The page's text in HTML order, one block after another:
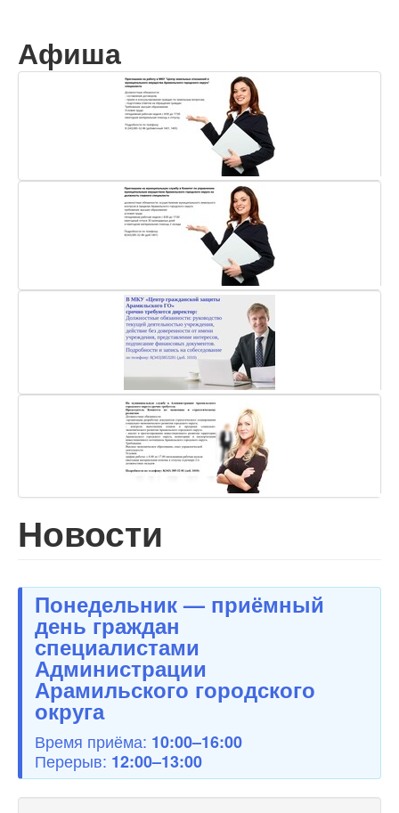
Афиша
Новости
Понедельник — приёмный
день граждан
специалистами
Администрации
Арамильского городского
округа
Время приёма: 10:00–16:00
Перерыв: 12:00–13:00